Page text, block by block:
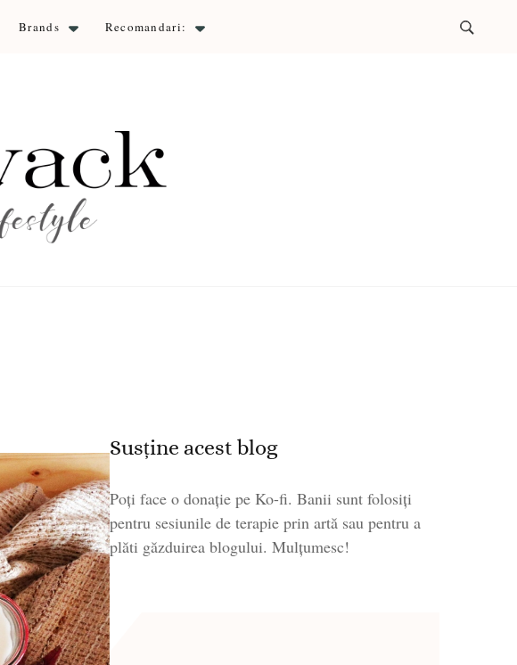
Brands Recomandari:
Susține acest blog
Poți face o donație pe Ko-fi. Banii sunt folosiți
pentru sesiunile de terapie prin artă sau pentru a
plăti găzduirea blogului. Mulțumesc!